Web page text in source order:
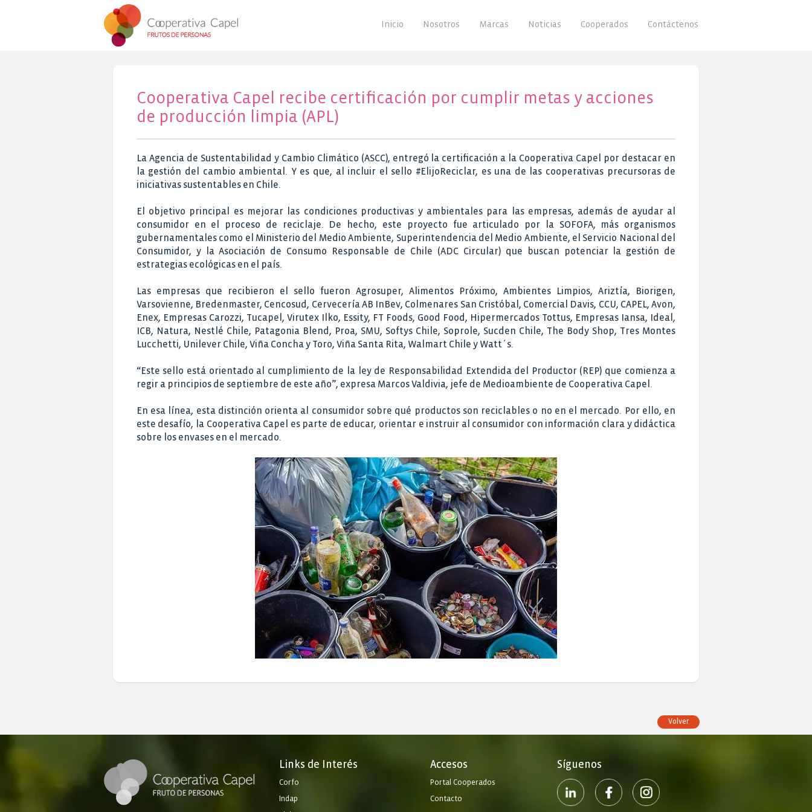
Inicio Nosotros Marcas Noticias Cooperados Contáctenos
Cooperativa Capel recibe certificación por cumplir metas y acciones
de producción limpia (APL)
La Agencia de Sustentabilidad y Cambio Climático (ASCC), entregó la certificación a la Cooperativa Capel por destacar en
la gestión del cambio ambiental. Y es que, al incluir el sello #ElijoReciclar, es una de las cooperativas precursoras de
iniciativas sustentables en Chile.
El objetivo principal es mejorar las condiciones productivas y ambientales para las empresas, además de ayudar al
consumidor en el proceso de reciclaje. De hecho, este proyecto fue articulado por la SOFOFA, más organismos
gubernamentales como el Ministerio del Medio Ambiente, Superintendencia del Medio Ambiente, el Servicio Nacional del
Consumidor, y la Asociación de Consumo Responsable de Chile (ADC Circular) que buscan potenciar la gestión de
estrategias ecológicas en el país.
Las empresas que recibieron el sello fueron Agrosuper, Alimentos Próximo, Ambientes Limpios, Ariztía, Biorigen,
Varsovienne, Bredenmaster, Cencosud, Cervecería AB InBev, Colmenares San Cristóbal, Comercial Davis, CCU, CAPEL, Avon,
Enex, Empresas Carozzi, Tucapel, Virutex Ilko, Essity, FT Foods, Good Food, Hipermercados Tottus, Empresas Iansa, Ideal,
ICB, Natura, Nestlé Chile, Patagonia Blend, Proa, SMU, Softys Chile, Soprole, Sucden Chile, The Body Shop, Tres Montes
Lucchetti, Unilever Chile, Viña Concha y Toro, Viña Santa Rita, Walmart Chile y Watt´s.
“Este sello está orientado al cumplimiento de la ley de Responsabilidad Extendida del Productor (REP) que comienza a
regir a principios de septiembre de este año”, expresa Marcos Valdivia, jefe de Medioambiente de Cooperativa Capel.
En esa línea, esta distinción orienta al consumidor sobre qué productos son reciclables o no en el mercado. Por ello, en
este desafío, la Cooperativa Capel es parte de educar, orientar e instruir al consumidor con información clara y didáctica
sobre los envases en el mercado.
Volver
Links de Interés
Corfo
Indap
Accesos
Portal Cooperados
Contacto
Síguenos